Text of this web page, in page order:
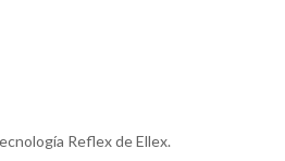
Reflex de Ellex.